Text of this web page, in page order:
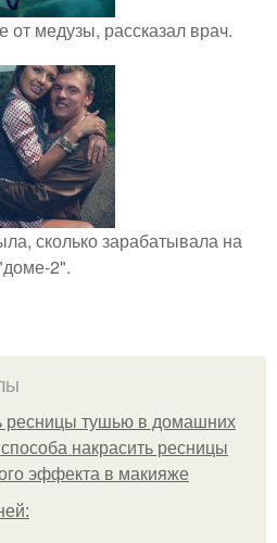
от медузы, рассказал врач.
сколько зарабатывала на
2".
ресницы тушью в домашних
накрасить ресницы
эффекта в макияже